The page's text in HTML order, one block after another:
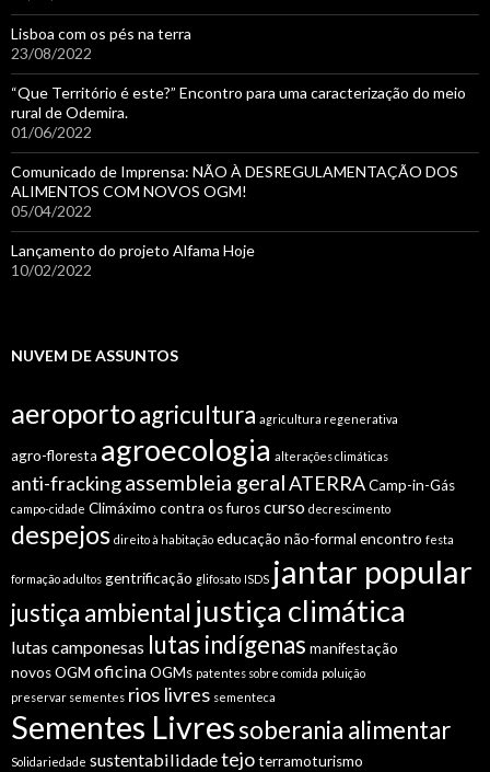
Lisboa com os pés na terra
23/08/2022
“Que Território é este?” Encontro para uma caracterização do meio
rural de Odemira.
01/06/2022
Comunicado de Imprensa: NÃO À DESREGULAMENTAÇÃO DOS
ALIMENTOS COM NOVOS OGM!
05/04/2022
Lançamento do projeto Alfama Hoje
10/02/2022
NUVEM DE ASSUNTOS
aeroportoagricultura agricultura regenerativa
agro-floresta agroecologia alterações climáticas
anti-frackingassembleia geralATERRACamp-in-Gás
campo-cidade Climáximo contra os furoscurso decrescimento
despejos direito à habitação educação não-formal encontro festa
formação adultos gentrificação glifosato ISDS jantar popular
justiça ambiental justiça climática
lutas camponesas lutas indígenas manifestação
novos OGM oficinaOGMs patentes sobre comida poluição
preservar sementes rios livres sementeca
Sementes Livressoberania alimentar
Solidariedade sustentabilidadetejoterramoturismo